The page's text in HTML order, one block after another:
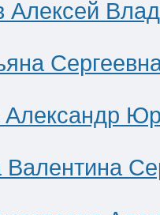
Алексей
Александр
Валентина